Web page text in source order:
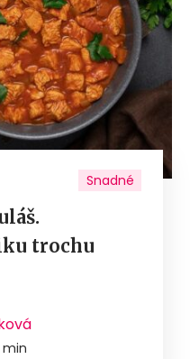
Snadné
trochu
min